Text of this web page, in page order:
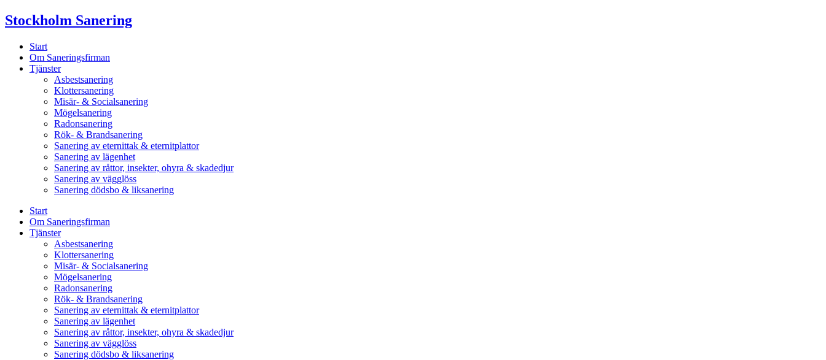
Skip
to
Stockholm Sanering
Start
Om Saneringsfirman
Tjänster
Asbestsanering
Klottersanering
Misär- & Socialsanering
Mögelsanering
Radonsanering
Rök- & Brandsanering
Sanering av eternittak & eternitplattor
Sanering av lägenhet
Sanering av råttor, insekter, ohyra & skadedjur
Sanering av vägglöss
Sanering dödsbo & liksanering
Start
Om Saneringsfirman
Tjänster
Asbestsanering
Klottersanering
Misär- & Socialsanering
Mögelsanering
Radonsanering
Rök- & Brandsanering
Sanering av eternittak & eternitplattor
Sanering av lägenhet
Sanering av råttor, insekter, ohyra & skadedjur
Sanering av vägglöss
Sanering dödsbo & liksanering